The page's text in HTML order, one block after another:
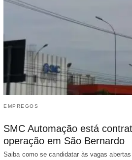
EMPREGOS
SMC Automação está
operação em São Bernardo
Saiba como se candidatar às vagas